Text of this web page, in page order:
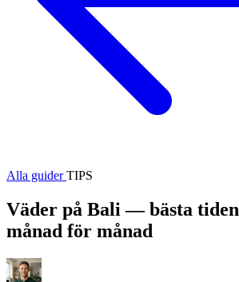
Alla guiderTIPS
Väder på Bali — bästa
månad för månad